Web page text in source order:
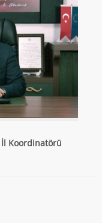
İl Koordinatörü